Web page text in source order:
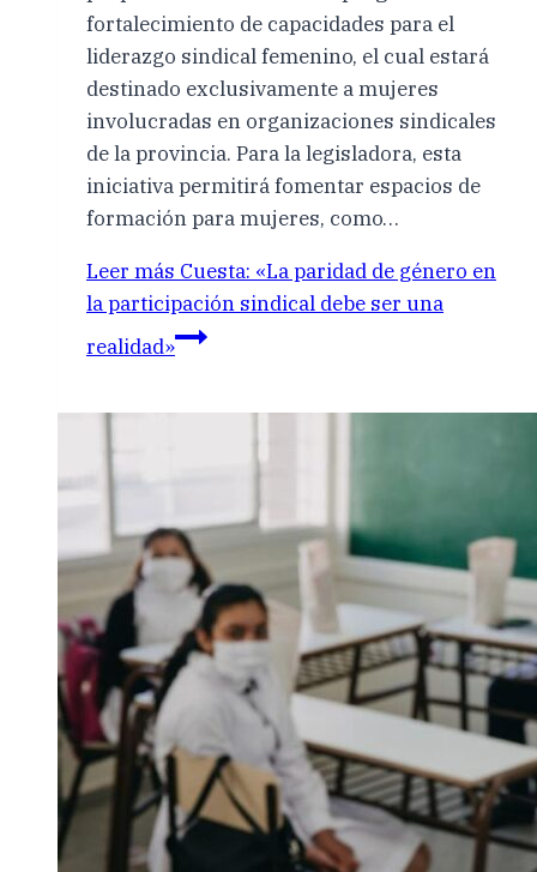
fortalecimiento de capacidades para el
liderazgo sindical femenino, el cual estará
destinado exclusivamente a mujeres
involucradas en organizaciones sindicales
de la provincia. Para la legisladora, esta
iniciativa permitirá fomentar espacios de
formación para mujeres, como…
Leer más Cuesta: «La paridad de género en
la participación sindical debe ser una
realidad»